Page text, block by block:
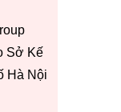
Sở Kế
Hà Nội